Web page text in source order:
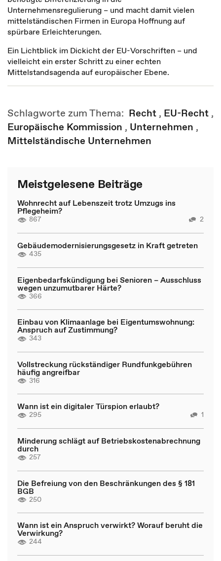
Unternehmensregulierung – und macht damit vielen
mittelständischen Firmen in Europa Hoffnung auf
spürbare Erleichterungen.
Ein Lichtblick im Dickicht der EU-Vorschriften – und
vielleicht ein erster Schritt zu einer echten
Mittelstandsagenda auf europäischer Ebene.
Schlagworte zum Thema: Recht , EU-Recht ,
Europäische Kommission , Unternehmen ,
Mittelständische Unternehmen
Meistgelesene Beiträge
Wohnrecht auf Lebenszeit trotz Umzugs ins
Pflegeheim?
867 2
Gebäudemodernisierungsgesetz in Kraft getreten
435
Eigenbedarfskündigung bei Senioren – Ausschluss
wegen unzumutbarer Härte?
366
Einbau von Klimaanlage bei Eigentumswohnung:
Anspruch auf Zustimmung?
343
Vollstreckung rückständiger Rundfunkgebühren
häufig angreifbar
316
Wann ist ein digitaler Türspion erlaubt?
295 1
Minderung schlägt auf Betriebskostenabrechnung
durch
257
Die Befreiung von den Beschränkungen des § 181
BGB
250
Wann ist ein Anspruch verwirkt? Worauf beruht die
Verwirkung?
244